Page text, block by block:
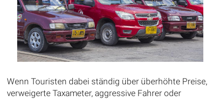
Wenn Touristen dabei ständig über überhöhte Preise,
verweigerte Taxameter, aggressive Fahrer oder